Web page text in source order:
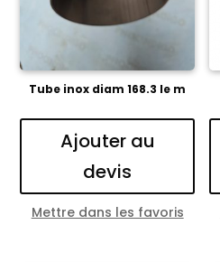
Tube inox diam 168.3 le m
Ajouter au
devis
Mettre dans les favoris